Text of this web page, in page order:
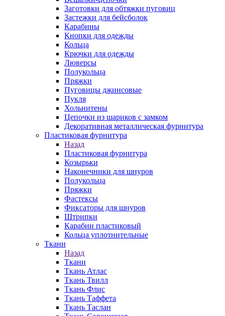
Заготовки для обтяжки пуговиц
Застежки для бейсболок
Карабины
Кнопки для одежды
Кольца
Крючки для одежды
Люверсы
Полукольца
Пряжки
Пуговицы джинсовые
Пукля
Хольнитены
Цепочки из шариков с замком
Декоративная металлическая фурнитура
Пластиковая фурнитура
Назад
Пластиковая фурнитура
Козырьки
Наконечники для шнуров
Полукольца
Пряжки
Фастексы
Фиксаторы для шнуров
Штрипки
Карабин пластиковый
Кольца уплотнительные
Ткани
Назад
Ткани
Ткань Атлас
Ткань Твилл
Ткань Флис
Ткань Таффета
Ткань Таслан